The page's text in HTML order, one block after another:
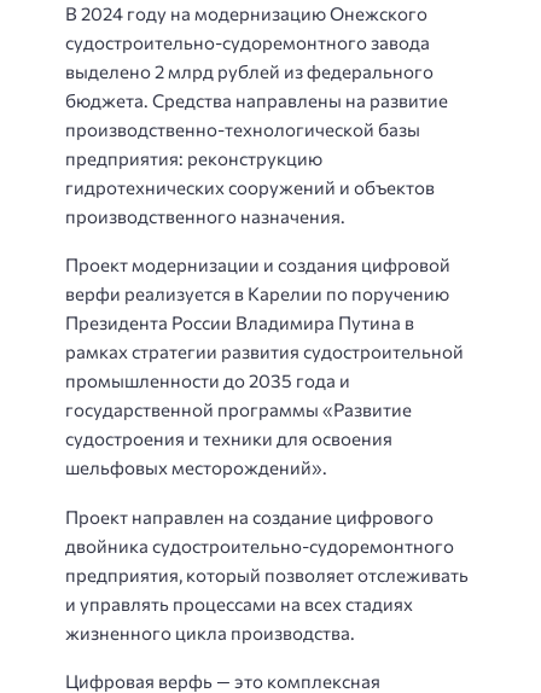
В 2024 году на модернизацию Онежского
судостроительно-судоремонтного завода
выделено 2 млрд рублей из федерального
бюджета. Средства направлены на развитие
производственно-технологической базы
предприятия: реконструкцию
гидротехнических сооружений и объектов
производственного назначения.
Проект модернизации и создания цифровой
верфи реализуется в Карелии по поручению
Президента России Владимира Путина в
рамках стратегии развития судостроительной
промышленности до 2035 года и
государственной программы «Развитие
судостроения и техники для освоения
шельфовых месторождений».
Проект направлен на создание цифрового
двойника судостроительно-судоремонтного
предприятия, который позволяет отслеживать
и управлять процессами на всех стадиях
жизненного цикла производства.
Цифровая верфь — это комплексная